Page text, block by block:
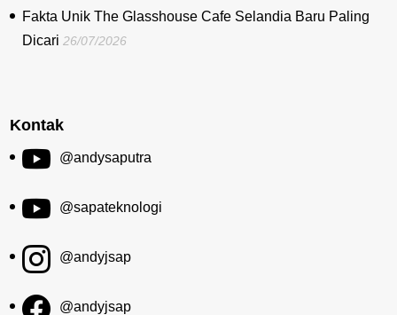
Fakta Unik The Glasshouse Cafe Selandia Baru Paling
Dicari 26/07/2026
Kontak
@andysaputra
@sapateknologi
@andyjsap
@andyjsap